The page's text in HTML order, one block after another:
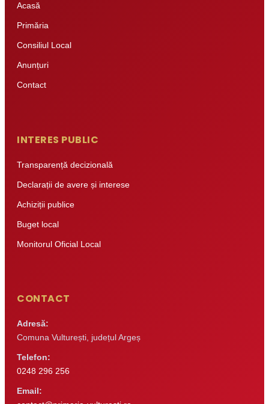
Acasă
Primăria
Consiliul Local
Anunțuri
Contact
INTERES PUBLIC
Transparență decizională
Declarații de avere și interese
Achiziții publice
Buget local
Monitorul Oficial Local
CONTACT
Adresă:
Comuna Vulturești, județul Argeș
Telefon:
0248 296 256
Email: